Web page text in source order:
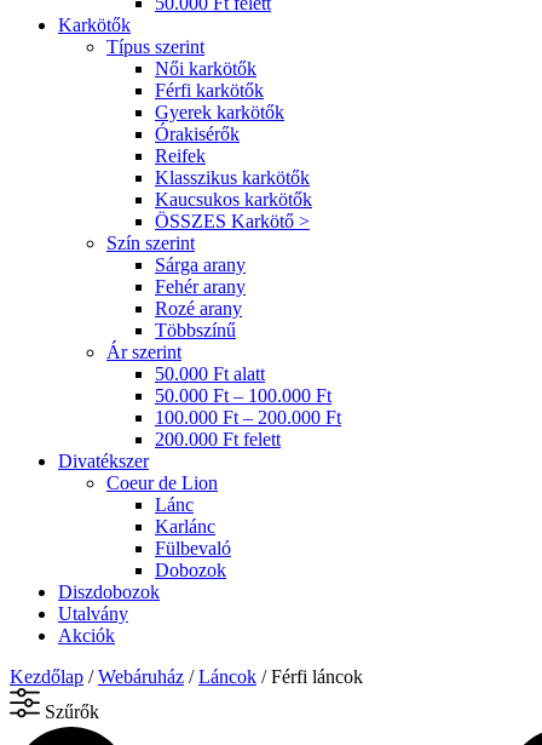
Karkötők
Típus szerint
Női karkötők
Férfi karkötők
Gyerek karkötők
Órakisérők
Reifek
Klasszikus karkötők
Kaucsukos karkötők
ÖSSZES Karkötő >
Szín szerint
Sárga arany
Fehér arany
Rozé arany
Többszínű
Ár szerint
50.000 Ft alatt
50.000 Ft – 100.000 Ft
100.000 Ft – 200.000 Ft
200.000 Ft felett
Divatékszer
Coeur de Lion
Lánc
Karlánc
Fülbevaló
Dobozok
Diszdobozok
Utalvány
Akciók
Kezdőlap /Webáruház /Láncok / Férfi láncok
Szűrők